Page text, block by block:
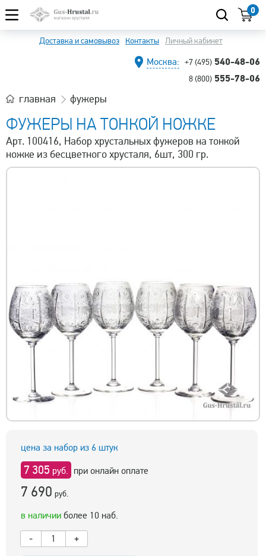
0
Доставка и самовывоз Контакты Личный кабинет
Москва: +7 (495) 540-48-06
8 (800) 555-78-06
главная фужеры
ФУЖЕРЫ НА ТОНКОЙ НОЖКЕ
Арт. 100416, Набор хрустальных фужеров на тонкой
ножке из бесцветного хрусталя, 6шт, 300 гр.
цена за набор из 6 штук
7 305 руб. при онлайн оплате
7 690 руб.
в наличии более 10 наб.
-
+